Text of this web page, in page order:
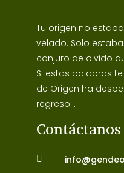
Tu origen no
velado. Solo
conjuro de olvido
Si estas palabras
de Origen ha
regreso...
Contáctanos
